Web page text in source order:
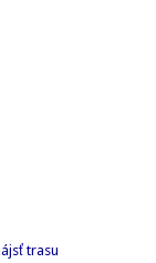
trasu